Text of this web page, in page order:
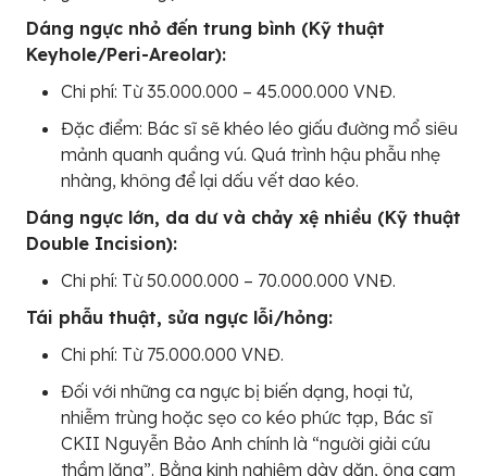
Dáng ngực nhỏ đến trung bình (Kỹ thuật
Keyhole/Peri-Areolar):
Chi phí: Từ 35.000.000 – 45.000.000 VNĐ.
Đặc điểm: Bác sĩ sẽ khéo léo giấu đường mổ siêu
mảnh quanh quầng vú. Quá trình hậu phẫu nhẹ
nhàng, không để lại dấu vết dao kéo.
Dáng ngực lớn, da dư và chảy xệ nhiều (Kỹ thuật
Double Incision):
Chi phí: Từ 50.000.000 – 70.000.000 VNĐ.
Tái phẫu thuật, sửa ngực lỗi/hỏng:
Chi phí: Từ 75.000.000 VNĐ.
Đối với những ca ngực bị biến dạng, hoại tử,
nhiễm trùng hoặc sẹo co kéo phức tạp, Bác sĩ
CKII Nguyễn Bảo Anh chính là “người giải cứu
thầm lặng”. Bằng kinh nghiệm dày dặn, ông cam